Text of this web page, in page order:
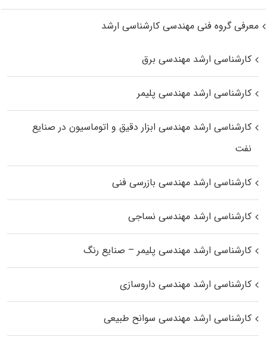
معرفی گروه فنی مهندسی کارشناسی ارشد
کارشناسی ارشد مهندسی برق
کارشناسی ارشد مهندسی پلیمر
کارشناسی ارشد مهندسی ابزار دقیق و اتوماسیون در صنایع
نفت
کارشناسی ارشد مهندسی بازرسی فنی
کارشناسی ارشد مهندسی نساجی
کارشناسی ارشد مهندسی پلیمر – صنایع رنگ
کارشناسی ارشد مهندسی داروسازی
کارشناسی ارشد مهندسی سوانح طبیعی